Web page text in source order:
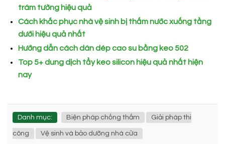
trám tường hiệu quả
Cách khắc phục nhà vệ sinh bị thấm nước xuống tầng
dưới hiệu quả nhất
Hướng dẫn cách dán dép cao su bằng keo 502
Top 5+ dung dịch tẩy keo silicon hiệu quả nhất hiện
nay
Danh mục: Biện pháp chống thấm Giải pháp thi
công Vệ sinh và bảo dưỡng nhà cửa